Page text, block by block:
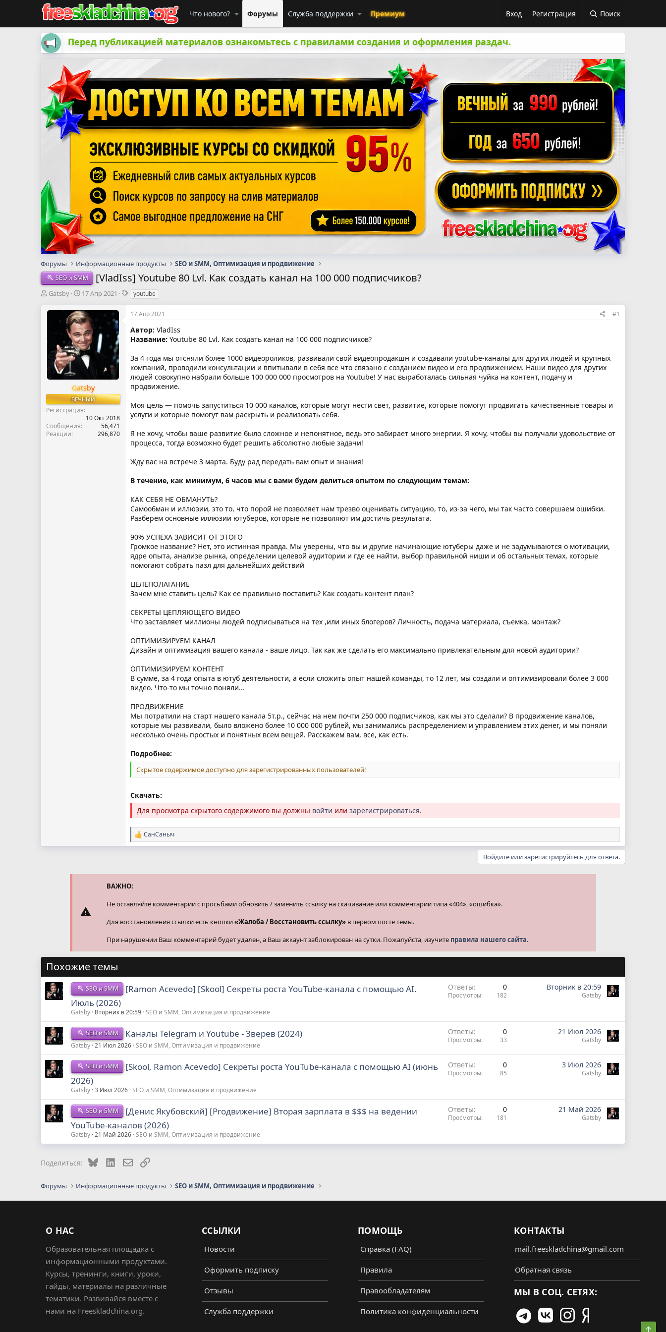
Что нового? Форумы Служба поддержки Премиум Вход Регистрация Поиск
Перед публикацией материалов ознакомьтесь с правилами создания и оформления раздач.
Форумы Информационные продукты SEO и SMM, Оптимизация и продвижение
SEO и SMM [VladIss] Youtube 80 Lvl. Как создать канал на 100 000 подписчиков?
А
т
м
Gatsby
Д
т
а
н
а
ч
а
л
17 Апр 2021
Т
г
и
youtube
Gatsby
ВЕЧНЫЙ
Регистрация
10 Окт 2018
Сообщения
56,471
Реакции
296,870
17 Апр 2021 #1
Автор: VladIss
Название: Youtube 80 Lvl. Как создать канал на 100 000 подписчиков?
За 4 года мы отсняли более 1000 видеороликов, развивали свой видеопродакшн и создавали youtube-каналы для других людей и крупных
компаний, проводили консультации и впитывали в себя все что связано с созданием видео и его продвижением. Наши видео для других
людей совокупно набрали больше 100 000 000 просмотров на Youtube! У нас выработалась сильная чуйка на контент, подачу и
продвижение.
Моя цель — помочь запуститься 10 000 каналов, которые могут нести свет, развитие, которые помогут продвигать качественные товары и
услуги и которые помогут вам раскрыть и реализовать себя.
Я не хочу, чтобы ваше развитие было сложное и непонятное, ведь это забирает много энергии. Я хочу, чтобы вы получали удовольствие от
процесса, тогда возможно будет решить абсолютно любые задачи!
Жду вас на встрече 3 марта. Буду рад передать вам опыт и знания!
В течение, как минимум, 6 часов мы с вами будем делиться опытом по следующим темам:
КАК СЕБЯ НЕ ОБМАНУТЬ?
Самообман и иллюзии, это то, что порой не позволяет нам трезво оценивать ситуацию, то, из-за чего, мы так часто совершаем ошибки.
Разберем основные иллюзии ютуберов, которые не позволяют им достичь результата.
90% УСПЕХА ЗАВИСИТ ОТ ЭТОГО
Громкое название? Нет, это истинная правда. Мы уверены, что вы и другие начинающие ютуберы даже и не задумываются о мотивации,
ядре опыта, анализе рынка, определении целевой аудитории и где ее найти, выбор правильной ниши и об остальных темах, которые
помогают собрать пазл для дальнейших действий
ЦЕЛЕПОЛАГАНИЕ
Зачем мне ставить цель? Как ее правильно поставить? Как создать контент план?
СЕКРЕТЫ ЦЕПЛЯЮЩЕГО ВИДЕО
Что заставляет миллионы людей подписываться на тех ,или иных блогеров? Личность, подача материала, съемка, монтаж?
ОПТИМИЗИРУЕМ КАНАЛ
Дизайн и оптимизация вашего канала - ваше лицо. Так как же сделать его максимально привлекательным для новой аудитории?
ОПТИМИЗИРУЕМ КОНТЕНТ
В сумме, за 4 года опыта в ютуб деятельности, а если сложить опыт нашей команды, то 12 лет, мы создали и оптимизировали более 3 000
видео. Что-то мы точно поняли...
ПРОДВИЖЕНИЕ
Мы потратили на старт нашего канала 5т.р., сейчас на нем почти 250 000 подписчиков, как мы это сделали? В продвижение каналов,
которые мы развивали, было вложено более 10 000 000 рублей, мы занимались распределением и управлением этих денег, и мы поняли
несколько очень простых и понятных всем вещей. Расскажем вам, все, как есть.
Подробнее:
Скрытое содержимое доступно для зарегистрированных пользователей!
Скачать:
Для просмотра скрытого содержимого вы должны войти или зарегистрироваться.
Р
е
и
СанСаныч
Войдите или зарегистрируйтесь для ответа.
ВАЖНО:
Не оставляйте комментарии с просьбами обновить / заменить ссылку на скачивание или комментарии типа «404», «ошибка».
Для восстановления ссылки есть кнопки«Жалоба / Восстановить ссылку» в первом посте темы.
При нарушении Ваш комментарий будет удален, а Ваш аккаунт заблокирован на сутки. Пожалуйста, изучите правила нашего сайта.
Похожие темы
SEO и SMM
[Ramon Acevedo] [Skool] Секреты роста YouTube-канала с помощью AI.
Июль (2026)
Gatsby Вторник в 20:59 SEO и SMM, Оптимизация и продвижение
Ответы 0
Просмотры 182
Вторник в 20:59
Gatsby
SEO и SMM Каналы Telegram и Youtube - Зверев (2024)
Gatsby 21 Июл 2026 SEO и SMM, Оптимизация и продвижение
Ответы 0
Просмотры 33
21 Июл 2026
Gatsby
SEO и SMM
[Skool, Ramon Acevedo] Секреты роста YouTube-канала с помощью AI (июнь
2026)
Gatsby 3 Июл 2026 SEO и SMM, Оптимизация и продвижение
Ответы 0
Просмотры 85
3 Июл 2026
Gatsby
SEO и SMM
[Денис Якубовский] [Proдвижение] Вторая зарплата в $$$ на ведении
YouTube-каналов (2026)
Gatsby 21 Май 2026 SEO и SMM, Оптимизация и продвижение
Ответы 0
Просмотры 181
21 Май 2026
Gatsby
Поделиться: BlueskyLinkedInЭлектронная почта
Ссылка
Форумы Информационные продукты SEO и SMM, Оптимизация и продвижение
О НАС
Образовательная площадка с
информационными продуктами.
Курсы, тренинги, книги, уроки,
гайды, материалы на различные
тематики. Развивайся вместе с
нами на Freeskladchina.org.
ССЫЛКИ
Новости
Оформить подписку
Отзывы
Служба поддержки
ПОМОЩЬ
Справка (FAQ)
Правила
Правообладателям
Политика конфиденциальности
КОНТАКТЫ
mail.freeskladchina@gmail.com
Обратная связь
МЫ В СОЦ. СЕТЯХ: